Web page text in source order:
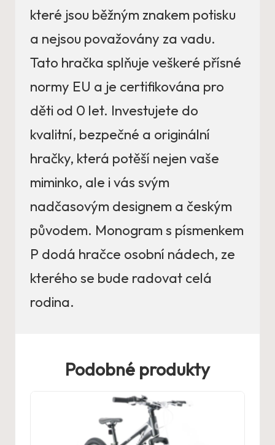
které jsou běžným znakem potisku
a nejsou považovány za vadu.
Tato hračka splňuje veškeré přísné
normy EU a je certifikována pro
děti od 0 let. Investujete do
kvalitní, bezpečné a originální
hračky, která potěší nejen vaše
miminko, ale i vás svým
nadčasovým designem a českým
původem. Monogram s písmenkem
P dodá hračce osobní nádech, ze
kterého se bude radovat celá
rodina.
Podobné produkty